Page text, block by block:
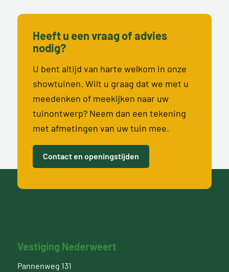
Heeft u een vraag of advies
nodig?
U bent altijd van harte welkom in onze
showtuinen. Wilt u graag dat we met u
meedenken of meekijken naar uw
tuinontwerp? Neem dan een tekening
met afmetingen van uw tuin mee.
Contact en openingstijden
Vestiging Nederweert
Pannenweg 131